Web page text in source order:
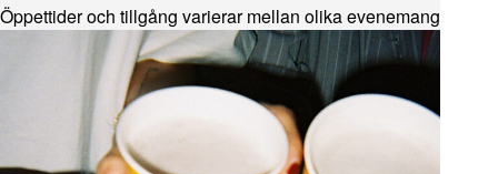
Öppettider och tillgång varierar mellan olika evenemang.